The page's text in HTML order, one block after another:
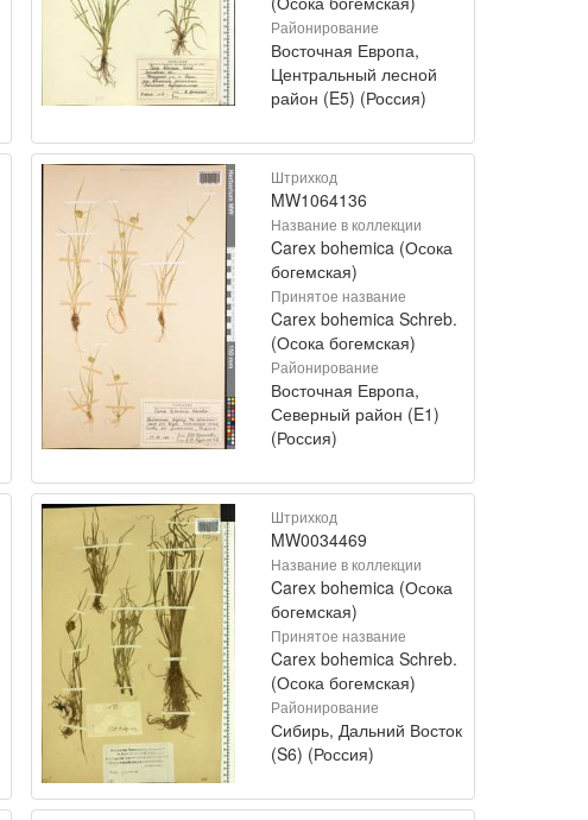
Районирование
Восточная Европа,
Центральный лесной
район (E5) (Россия)
Штрихкод
MW1064136
Название в коллекции
Carex bohemica (Осока
богемская)
Принятое название
Carex bohemica Schreb.
(Осока богемская)
Районирование
Восточная Европа,
Северный район (E1)
(Россия)
Штрихкод
MW0034469
Название в коллекции
Carex bohemica (Осока
богемская)
Принятое название
Carex bohemica Schreb.
(Осока богемская)
Районирование
Сибирь, Дальний Восток
(S6) (Россия)